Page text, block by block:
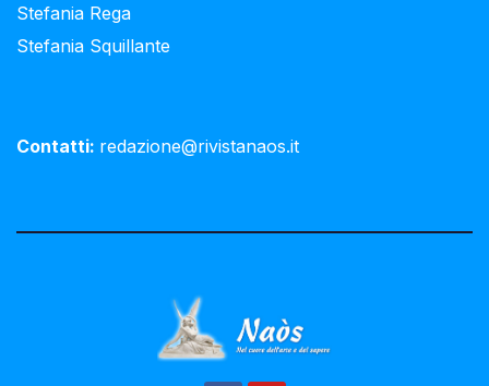
Stefania Rega
Stefania Squillante
Contatti: redazione@rivistanaos.it